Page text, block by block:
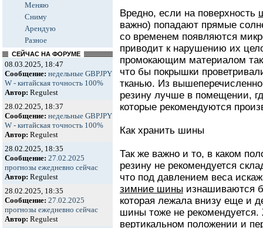
Меняю
Сниму
Арендую
Разное
СЕЙЧАС НА ФОРУМЕ
08.03.2025, 18:47
Сообщение: недельные GBPJPY
W - китайская точность 100%
Автор: Regulest
28.02.2025, 18:37
Сообщение: недельные GBPJPY
W - китайская точность 100%
Автор: Regulest
28.02.2025, 18:35
Сообщение: 27.02.2025
прогнозы ежедневно сейчас
Автор: Regulest
28.02.2025, 18:35
Сообщение: 27.02.2025
прогнозы ежедневно сейчас
Автор: Regulest
Вредно, если на поверхность
важно) попадают прямые
со временем появляются
приводит к нарушению их
промокающим материалом
что бы покрышки
тканью. Из
резину лучше в помещении,
которые рекомендуются
Как хранить шины
Так же важно и то, в каком
резину не рекомендуется
что под давлением веса
зимние шины изнашиваются
которая лежала внизу еще и
шины тоже не
вертикальном положении и